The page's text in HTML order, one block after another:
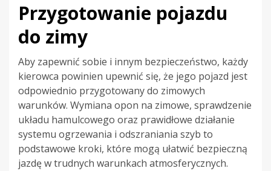
Przygotowanie pojazdu
do zimy
Aby zapewnić sobie i innym bezpieczeństwo, każdy
kierowca powinien upewnić się, że jego pojazd jest
odpowiednio przygotowany do zimowych
warunków. Wymiana opon na zimowe, sprawdzenie
układu hamulcowego oraz prawidłowe działanie
systemu ogrzewania i odszraniania szyb to
podstawowe kroki, które mogą ułatwić bezpieczną
jazdę w trudnych warunkach atmosferycznych.